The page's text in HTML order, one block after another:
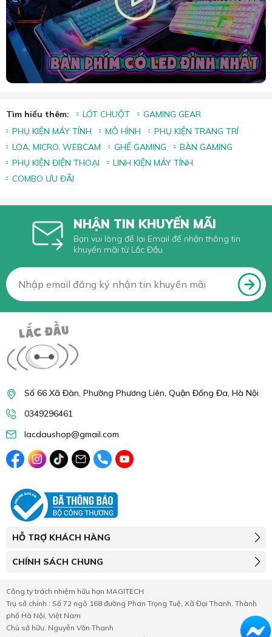
Tìm hiểu thêm: LÓT CHUỘT
GAMING GEAR
PHỤ KIỆN MÁY TÍNH
MÔ HÌNH
PHỤ KIỆN TRANG TRÍ
LOA, MICRO, WEBCAM
GHẾ GAMING
BÀN GAMING
PHỤ KIỆN ĐIỆN THOẠI
LINH KIỆN MÁY TÍNH
COMBO ƯU ĐÃI
NHẬN TIN KHUYẾN MÃI
Bạn vui lòng để lại Email để nhận thông tin
khuyến mãi từ Lắc Đầu
Số 66 Xã Đàn, Phường Phương Liên, Quận Đống Đa, Hà Nội
0349296461
lacdaushop@gmail.com
HỖ TRỢ KHÁCH HÀNG
CHÍNH SÁCH CHUNG
Công ty trách nhiệm hữu hạn MAGITECH
Trụ sở chính : Số 72 ngõ 168 đường Phan Trọng Tuệ, Xã Đại Thanh, Thành
phố Hà Nội, Việt Nam
Chủ sở hữu: Nguyễn Văn Thanh